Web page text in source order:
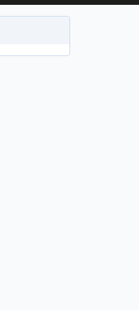
pratiques